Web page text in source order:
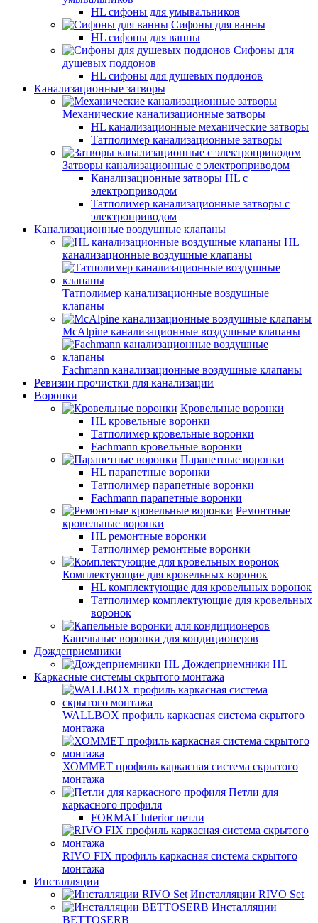
HL сифоны для умывальников
Сифоны для ванны
HL сифоны для ванны
Сифоны для
душевых поддонов
HL сифоны для душевых поддонов
Канализационные затворы
Механические канализационные затворы
HL канализационные механические затворы
Татполимер канализационные затворы
Затворы канализационные с электроприводом
Канализационные затворы HL с
электроприводом
Татполимер канализационные затворы с
электроприводом
Канализационные воздушные клапаны
HL
канализационные воздушные клапаны
Татполимер канализационные воздушные
клапаны
McAlpine канализационные воздушные клапаны
Fachmann канализационные воздушные клапаны
Ревизии прочистки для канализации
Воронки
Кровельные воронки
HL кровельные воронки
Татполимер кровельные воронки
Fachmann кровельные воронки
Парапетные воронки
HL парапетные воронки
Татполимер парапетные воронки
Fachmann парапетные воронки
Ремонтные
кровельные воронки
HL ремонтные воронки
Татполимер ремонтные воронки
Комплектующие для кровельных воронок
HL комплектующие для кровельных воронок
Татполимер комплектующие для кровельных
воронок
Капельные воронки для кондиционеров
Дождеприемники
Дождеприемники HL
Каркасные системы скрытого монтажа
WALLBOX профиль каркасная система скрытого
монтажа
ХОММЕТ профиль каркасная система скрытого
монтажа
Петли для
каркасного профиля
FORMAT Interior петли
RIVO FIX профиль каркасная система скрытого
монтажа
Инсталляции
Инсталляции RIVO Set
Инсталляции
BETTOSERB